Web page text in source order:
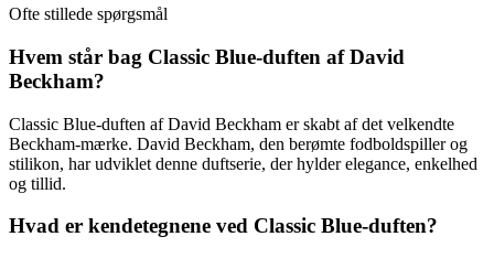
Ofte stillede spørgsmål
Hvem står bag Classic Blue-duften af David
Beckham?
Classic Blue-duften af David Beckham er skabt af det velkendte
Beckham-mærke. David Beckham, den berømte fodboldspiller og
stilikon, har udviklet denne duftserie, der hylder elegance, enkelhed
og tillid.
Hvad er kendetegnene ved Classic Blue-duften?